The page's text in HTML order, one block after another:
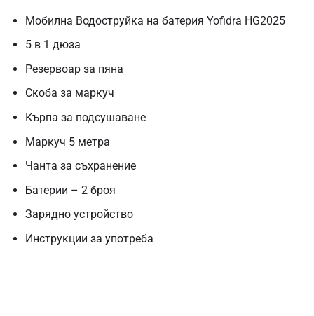
Мобилна Водоструйка на батерия Yofidra HG2025
5 в 1 дюза
Резервоар за пяна
Скоба за маркуч
Кърпа за подсушаване
Маркуч 5 метра
Чанта за съхранение
Батерии – 2 броя
Зарядно устройство
Инструкции за употреба